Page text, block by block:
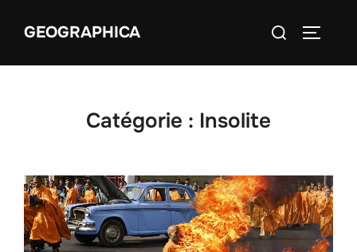
GEOGRAPHICA Rechercher :
Catégorie : Insolite